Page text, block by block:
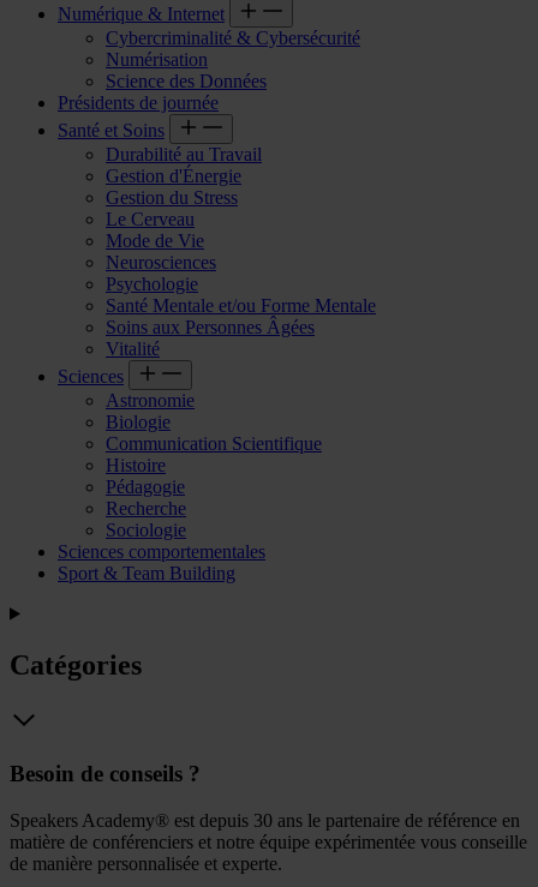
Numérique & Internet
Cybercriminalité & Cybersécurité
Numérisation
Science des Données
Présidents de journée
Santé et Soins
Durabilité au Travail
Gestion d'Énergie
Gestion du Stress
Le Cerveau
Mode de Vie
Neurosciences
Psychologie
Santé Mentale et/ou Forme Mentale
Soins aux Personnes Âgées
Vitalité
Sciences
Astronomie
Biologie
Communication Scientifique
Histoire
Pédagogie
Recherche
Sociologie
Sciences comportementales
Sport & Team Building
Catégories
Besoin de conseils ?
Speakers Academy® est depuis 30 ans le partenaire de référence en
matière de conférenciers et notre équipe expérimentée vous conseille
de manière personnalisée et experte.